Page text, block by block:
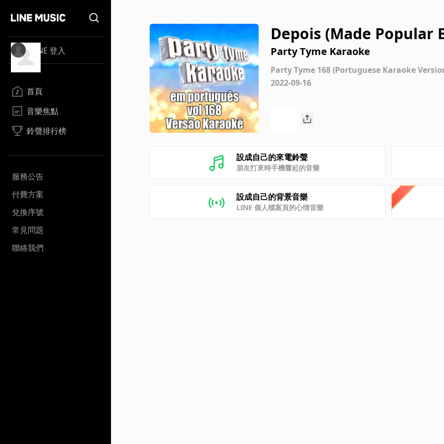
LINE 登入
首頁
音樂焦點
鈴聲排行榜
服務公告
付費方案
兌換序號
常見問題
聯絡我們
Depois (Made Popular
ke Version]
Party Tyme Karaoke
Party Tyme 168 (Portuguese Karaoke
2022-09-16
設成自己的來電鈴聲
朋友打來時手機響起的音樂
設成自己的背景音樂
LINE 個人檔案頁的心情音樂